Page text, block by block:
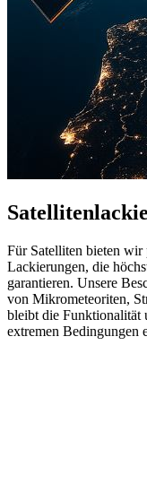
Für Satelliten bieten wir
Lackierungen, die
garantieren. Unsere
von Mikrometeoriten,
bleibt die Funktionalität
extremen Bedingungen